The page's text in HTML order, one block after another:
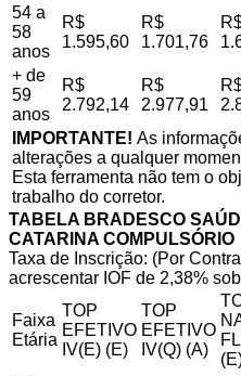
54 a
58
anos
R$
1.595,60
R$
1.701,76
+ de
59
anos
R$
2.792,14
R$
2.977,91
IMPORTANTE! As
alterações a qualquer
Esta ferramenta não tem o
trabalho do corretor.
TABELA BRADESCO
CATARINA COMPULSÓRIO
Taxa de Inscrição: (Por
acrescentar IOF de 2,38%
Faixa
Etária
TOP
EFETIVO
IV(E) (E)
TOP
EFETIVO
IV(Q) (A)